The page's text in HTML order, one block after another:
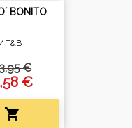
BONITO
T&B
€
€
